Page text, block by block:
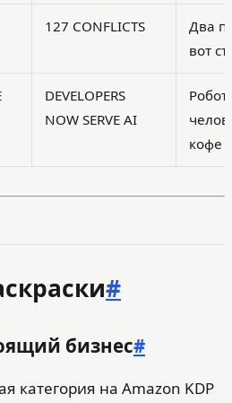
127 CONFLICTS
Два
вот
DEVELOPERS
NOW SERVE AI
Робот
кофе
#
бизнес#
категория на Amazon KDP